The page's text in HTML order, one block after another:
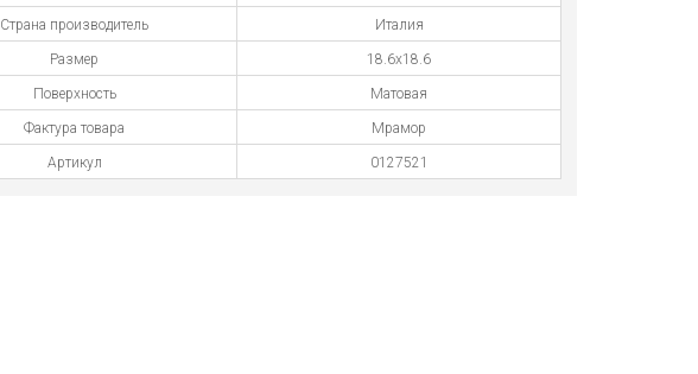
Страна производитель Италия
Размер 18.6x18.6
Поверхность Матовая
Фактура товара Мрамор
Артикул 0127521